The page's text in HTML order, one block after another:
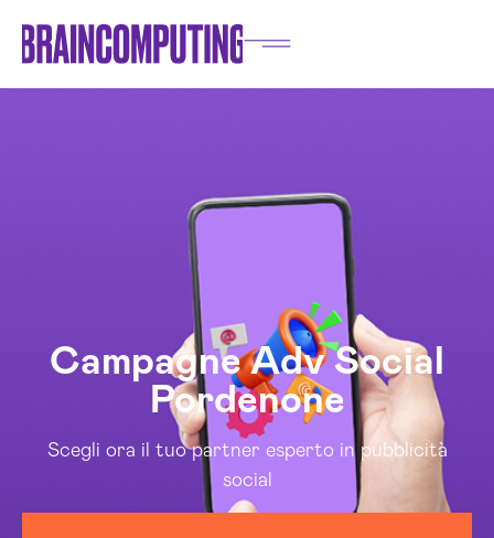
Campagne Adv Social
Pordenone
Scegli ora il tuo partner esperto in pubblicità
social